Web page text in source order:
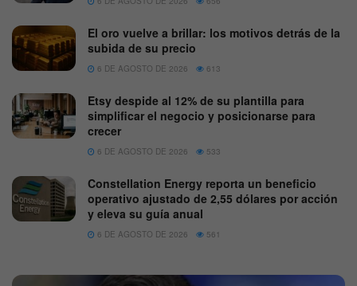
El oro vuelve a brillar: los motivos detrás de la
subida de su precio
6 DE AGOSTO DE 2026 613
Etsy despide al 12% de su plantilla para
simplificar el negocio y posicionarse para
crecer
6 DE AGOSTO DE 2026 533
Constellation Energy reporta un beneficio
operativo ajustado de 2,55 dólares por acción
y eleva su guía anual
6 DE AGOSTO DE 2026 561